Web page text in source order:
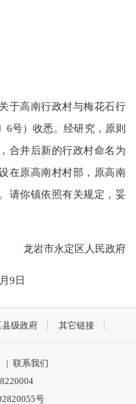
高南行政村与梅花石行
6号）收悉。经研究，原则
合并后新的行政村命名为
在原高南村村部，原高南
请你镇依照有关规定，妥
龙岩市永定区人民政府
9日
县级政府 其它链接
| 联系我们
号